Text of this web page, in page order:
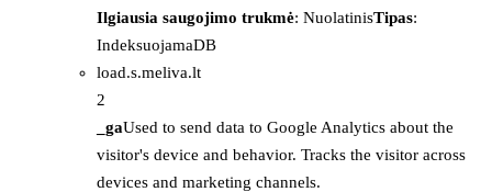
Ilgiausia saugojimo trukmė: NuolatinisTipas:
IndeksuojamaDB
load.s.meliva.lt
2
_gaUsed to send data to Google Analytics about the
visitor's device and behavior. Tracks the visitor across
devices and marketing channels.